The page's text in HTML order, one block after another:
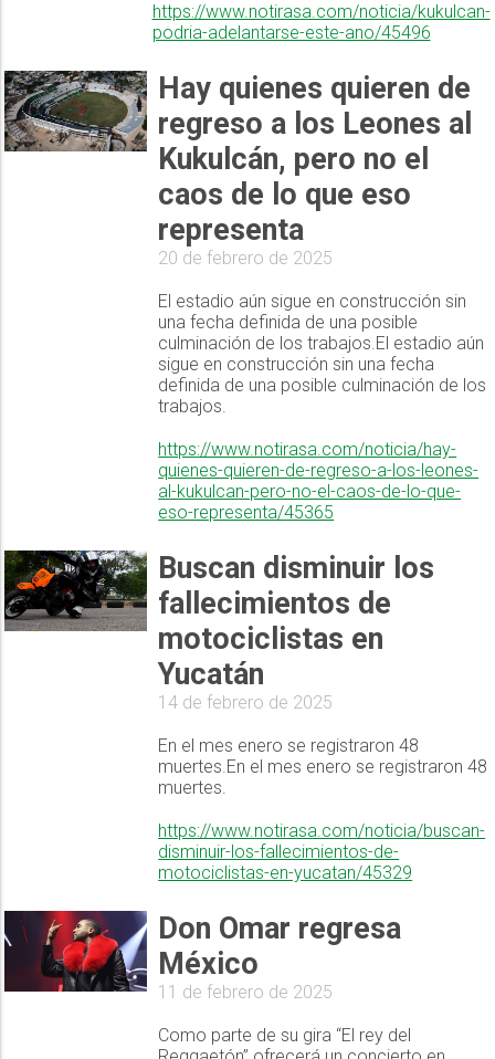
https://www.notirasa.com/noticia/kukulcan-
podria-adelantarse-este-ano/45496
Hay quienes quieren de
regreso a los Leones al
Kukulcán, pero no el
caos de lo que eso
representa
20 de febrero de 2025
El estadio aún sigue en construcción sin
una fecha definida de una posible
culminación de los trabajos.El estadio aún
sigue en construcción sin una fecha
definida de una posible culminación de los
trabajos.
https://www.notirasa.com/noticia/hay-
quienes-quieren-de-regreso-a-los-leones-
al-kukulcan-pero-no-el-caos-de-lo-que-
eso-representa/45365
Buscan disminuir los
fallecimientos de
motociclistas en
Yucatán
14 de febrero de 2025
En el mes enero se registraron 48
muertes.En el mes enero se registraron 48
muertes.
https://www.notirasa.com/noticia/buscan-
disminuir-los-fallecimientos-de-
motociclistas-en-yucatan/45329
Don Omar regresa
México
11 de febrero de 2025
Como parte de su gira “El rey del